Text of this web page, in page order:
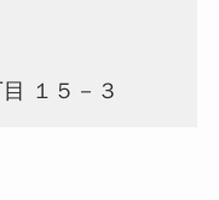
１５－３